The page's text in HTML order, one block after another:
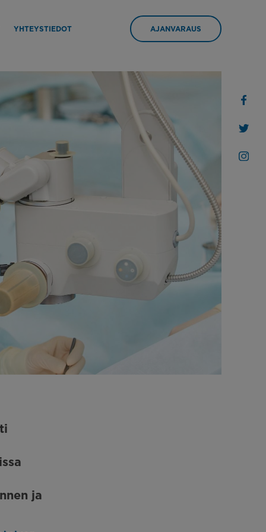
YHTEYSTIEDOT
AJANVARAUS
ja